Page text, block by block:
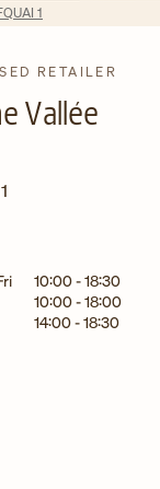
RETAILER
Vallée
settimanaOre
10:00-18:30
10:00-18:00
14:00-18:30
in New Tab
1